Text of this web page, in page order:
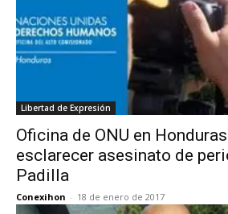
Libertad de Expresión
Oficina de ONU en
esclarecer asesinato de
Padilla
Conexihon - 18 de enero de 2017